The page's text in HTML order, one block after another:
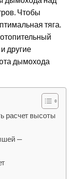
Чтобы
тяга.
другие
дымохода
расчет высоты
—